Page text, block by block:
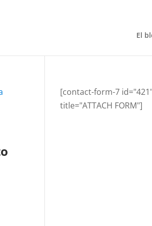
El
[contact-form-7
title="ATTACH FORM"]